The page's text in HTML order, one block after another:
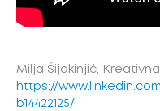
Milja Šijakinjić,
https://
b14422125/